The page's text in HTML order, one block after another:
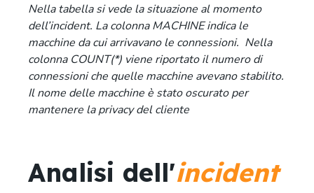
Nella tabella si vede la situazione al momento
dell’incident. La colonna MACHINE indica le
macchine da cui arrivavano le connessioni. Nella
colonna COUNT(*) viene riportato il numero di
connessioni che quelle macchine avevano stabilito.
Il nome delle macchine è stato oscurato per
mantenere la privacy del cliente
Analisi dell'incident